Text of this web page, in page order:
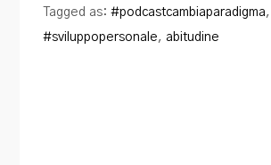
Tagged as:#podcastcambiaparadigma
#sviluppopersonale, abitudine